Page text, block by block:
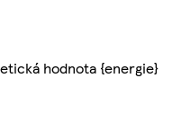
hodnota {energie}